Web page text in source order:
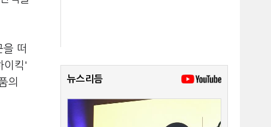
떠
이킥'
의
뉴스리듬